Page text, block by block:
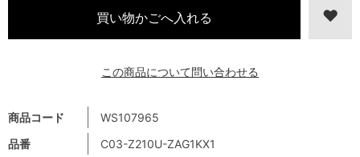
商品コード
WS107965
品番
C03-Z210U-ZAG1KX1
この商品について問い合わせる